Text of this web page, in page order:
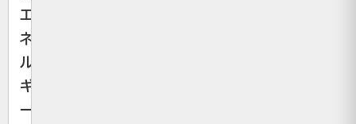
エ
ネ
ル
ギ
ー、